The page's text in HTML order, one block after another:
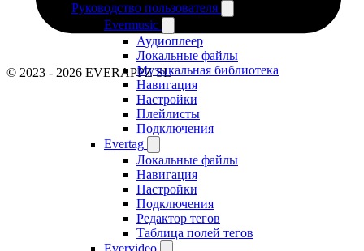
Руководство пользователя
Evermusic
Аудиоплеер
Локальные файлы
Музыкальная библиотека
Навигация
Настройки
Плейлисты
Подключения
Evertag
Локальные файлы
Навигация
Настройки
Подключения
Редактор тегов
Таблица полей тегов
Evervideo
© 2023 - 2026 EVERAPPZ SL